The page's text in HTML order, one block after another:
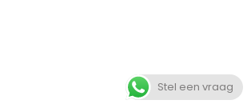
Stel een vraag